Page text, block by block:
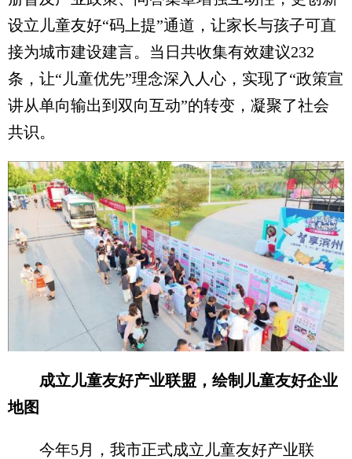
设立儿童友好“码上提”通道，让家长与孩子可直
接为城市建设建言。当日共收集有效建议232
条，让“儿童优先”理念深入人心，实现了“政策宣
讲从单向输出到双向互动”的转变，凝聚了社会
共识。
成立儿童友好产业联盟，绘制儿童友好企业
地图
今年5月，我市正式成立儿童友好产业联